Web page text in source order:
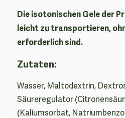
Die isotonischen Gele der
leicht zu transportieren,
erforderlich sind.
Zutaten:
Wasser, Maltodextrin,
Säureregulator
(Kaliumsorbat,